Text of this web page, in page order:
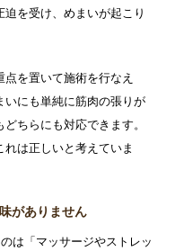
を受け、めまいが起こり
を置いて施術を行なえ
にも単純に筋肉の張りが
ちらにも対応できます。
れは正しいと考えていま
がありません
は「マッサージやストレッ